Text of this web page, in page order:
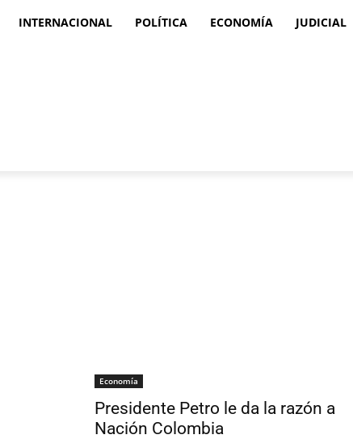
INTERNACIONAL POLÍTICA ECONOMÍA JUDICIAL
Economía
Presidente Petro le da la razón a
Nación Colombia